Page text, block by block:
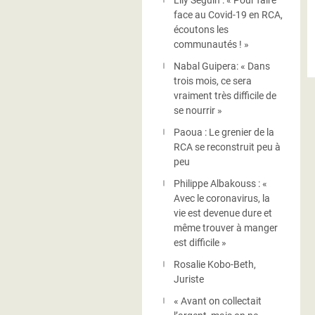
face au Covid-19 en RCA,
écoutons les
communautés ! »
Nabal Guipera: « Dans
trois mois, ce sera
vraiment très difficile de
se nourrir »
Paoua : Le grenier de la
RCA se reconstruit peu à
peu
Philippe Albakouss : «
Avec le coronavirus, la
vie est devenue dure et
même trouver à manger
est difficile »
Rosalie Kobo-Beth,
Juriste
« Avant on collectait